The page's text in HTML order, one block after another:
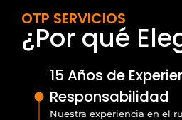
OTP SERVICIOS
¿Por qué
15 Años de
Responsabilidad
Nuestra experiencia en el